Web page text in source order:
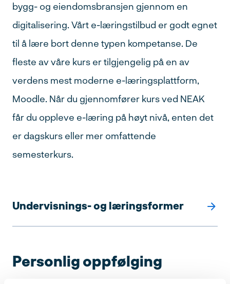
bygg- og eiendomsbransjen gjennom en
digitalisering. Vårt e-læringstilbud er godt egnet
til å lære bort denne typen kompetanse. De
fleste av våre kurs er tilgjengelig på en av
verdens mest moderne e-læringsplattform,
Moodle. Når du gjennomfører kurs ved NEAK
får du oppleve e-læring på høyt nivå, enten det
er dagskurs eller mer omfattende
semesterkurs.
Undervisnings- og læringsformer
Personlig oppfølging